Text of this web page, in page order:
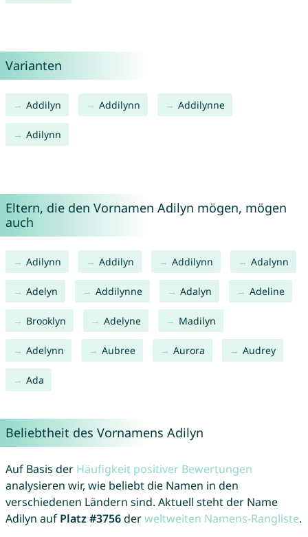
Varianten
Addilyn Addilynn Addilynne
Adilynn
Eltern, die den Vornamen Adilyn mögen, mögen
auch
Adilynn Addilyn Addilynn Adalynn
Adelyn Addilynne Adalyn Adeline
Brooklyn Adelyne Madilyn
Adelynn Aubree Aurora Audrey
Ada
Beliebtheit des Vornamens Adilyn
Auf Basis der Häufigkeit positiver Bewertungen
analysieren wir, wie beliebt die Namen in den
verschiedenen Ländern sind. Aktuell steht der Name
Adilyn auf Platz #3756derweltweiten Namens-Rangliste.